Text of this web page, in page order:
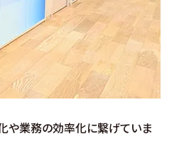
や業務の効率化に繋げていま